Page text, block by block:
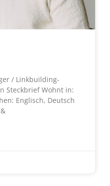
/ Linkbuilding-
Steckbrief Wohnt in:
Englisch, Deutsch